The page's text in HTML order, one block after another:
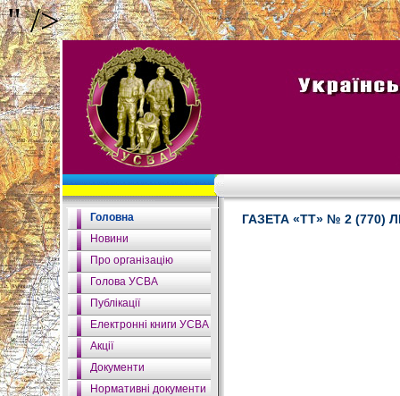
" />
Головна
Новини
Про організацію
Голова УСВА
Публікації
Електронні книги УСВА
Акції
Документи
Нормативні документи
ГАЗЕТА «ТТ» № 2 (770)